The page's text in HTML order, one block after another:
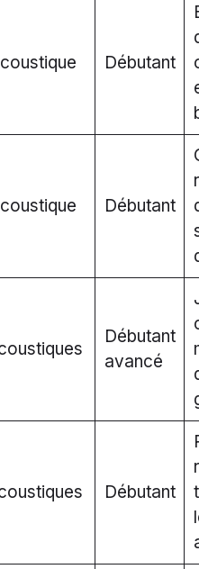
Débutant
Débutant
Débutant
avancé
Débutant